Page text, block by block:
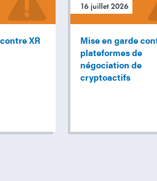
XR
16 juillet 2026
Mise en garde
plateformes de
négociation de
cryptoactifs